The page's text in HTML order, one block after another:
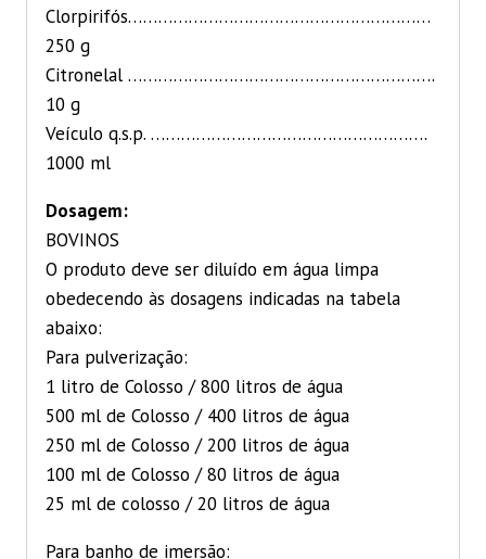
Clorpirifós……………………………………………………
250 g
Citronelal …………………………………………………….
10 g
Veículo q.s.p. ……………………………………………….
1000 ml
Dosagem:
BOVINOS
O produto deve ser diluído em água limpa
obedecendo às dosagens indicadas na tabela
abaixo:
Para pulverização:
1 litro de Colosso / 800 litros de água
500 ml de Colosso / 400 litros de água
250 ml de Colosso / 200 litros de água
100 ml de Colosso / 80 litros de água
25 ml de colosso / 20 litros de água
Para banho de imersão: